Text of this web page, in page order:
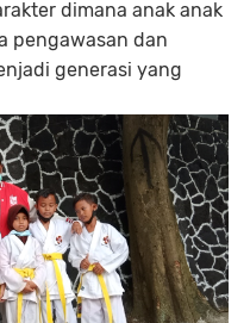
dimana anak anak
pengawasan dan
generasi yang